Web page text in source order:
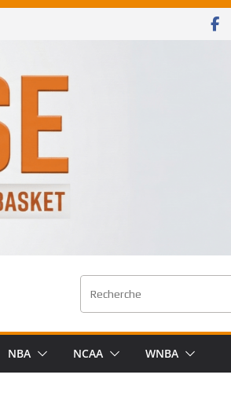
NBA NCAA WNBA